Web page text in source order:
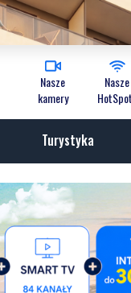
Nasze
kamery
Nasze
Turystyka